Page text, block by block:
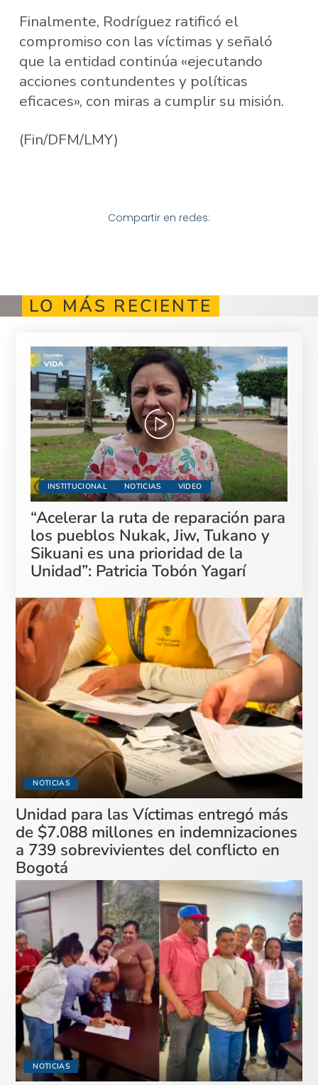
Finalmente, Rodríguez ratificó el
compromiso con las víctimas y señaló
que la entidad continúa «ejecutando
acciones contundentes y políticas
eficaces», con miras a cumplir su misión.
(Fin/DFM/LMY)
Compartir en redes:
LO MÁS RECIENTE
INSTITUCIONAL NOTICIAS VIDEO
“Acelerar la ruta de reparación para
los pueblos Nukak, Jiw, Tukano y
Sikuani es una prioridad de la
Unidad”: Patricia Tobón Yagarí
NOTICIAS
Unidad para las Víctimas entregó más
de $7.088 millones en indemnizaciones
a 739 sobrevivientes del conflicto en
Bogotá
NOTICIAS